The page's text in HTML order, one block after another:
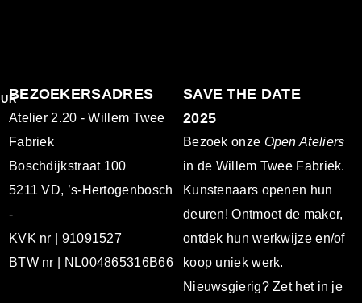
BEZOEKERSADRES
Atelier 2.20 - Willem Twee
Fabriek
Boschdijkstraat 100
5211 VD, ’s-Hertogenbosch
-
KVK nr | 91091527
BTW nr | NL004865316B66
SAVE THE DATE
2025
Bezoek onze Open Ateliers
in de Willem Twee Fabriek.
Kunstenaars openen hun
deuren! Ontmoet de maker,
ontdek hun werkwijze en/of
koop uniek werk.
Nieuwsgierig? Zet het in je